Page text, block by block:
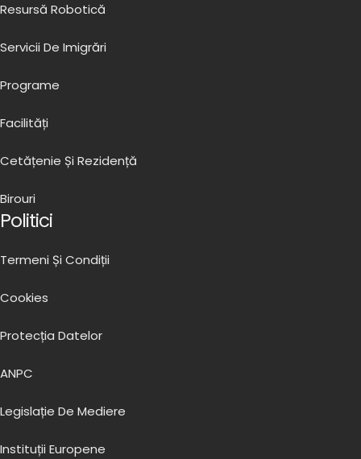
Resursă Robotică
Servicii De Imigrări
Programe
Facilități
Cetățenie Și Rezidență
Birouri
Politici
Termeni Și Condiții
Cookies
Protecția Datelor
ANPC
Legislație De Mediere
Instituții Europene